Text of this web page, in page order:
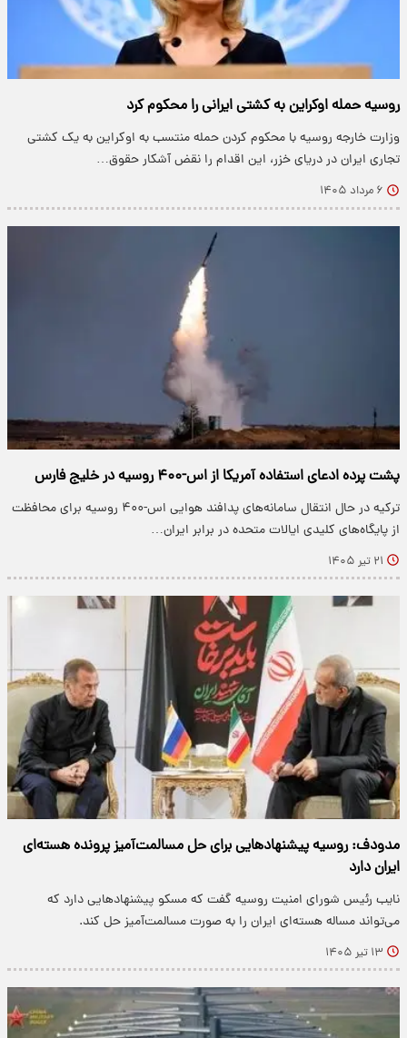
روسیه حمله اوکراین به کشتی ایرانی را محکوم کرد
وزارت خارجه روسیه با محکوم کردن حمله منتسب به اوکراین به یک کشتی
تجاری ایران در دریای خزر، این اقدام را نقض آشکار حقوق…
۶ مرداد ۱۴۰۵
پشت پرده ادعای استفاده آمریکا از اس-۴۰۰ روسیه در خلیج فارس
ترکیه در حال انتقال سامانه‌های پدافند هوایی اس-۴۰۰ روسیه برای محافظت
از پایگاه‌های کلیدی ایالات متحده در برابر ایران…
۲۱ تیر ۱۴۰۵
مدودف: روسیه پیشنهادهایی برای حل مسالمت‌آمیز پرونده هسته‌ای
ایران دارد
نایب رئیس شورای امنیت روسیه گفت که مسکو پیشنهادهایی دارد که
می‌تواند مساله هسته‌ای ایران را به صورت مسالمت‌آمیز حل کند.
۱۳ تیر ۱۴۰۵